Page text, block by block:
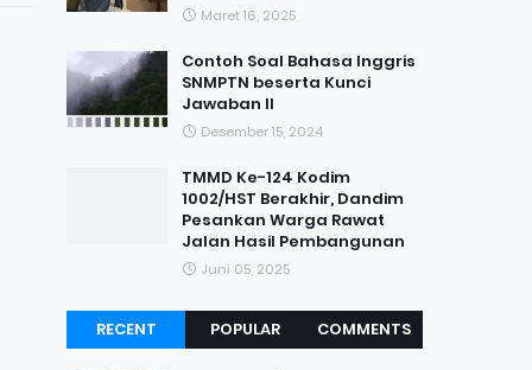
Maret 16, 2025
Contoh Soal Bahasa Inggris
SNMPTN beserta Kunci
Jawaban II
Desember 15, 2024
TMMD Ke-124 Kodim
1002/HST Berakhir, Dandim
Pesankan Warga Rawat
Jalan Hasil Pembangunan
Juni 05, 2025
RECENT POPULAR COMMENTS